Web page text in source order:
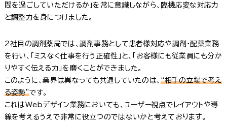
間を過ごしていただけるか」を常に意識しながら、臨機応変な対応力
と調整力を身につけました。
2社目の調剤薬局では、調剤事務として患者様対応や調剤・配薬業務
を行い、「ミスなく仕事を行う正確性」と、「お客様にも従業員にも分か
りやすく伝える力」を磨くことができました。
このように、業界は異なっても共通していたのは、“相手の立場で考え
る姿勢”です。
これはWebデザイン業務においても、ユーザー視点でレイアウトや導
線を考えるうえで非常に役立つのではないかと考えております。